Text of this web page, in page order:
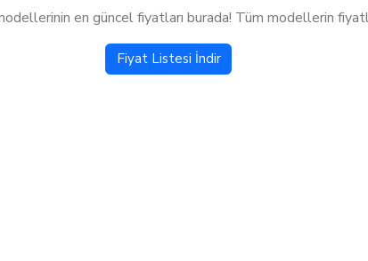
en güncel fiyatları burada! Tüm modellerin
Fiyat Listesi İndir